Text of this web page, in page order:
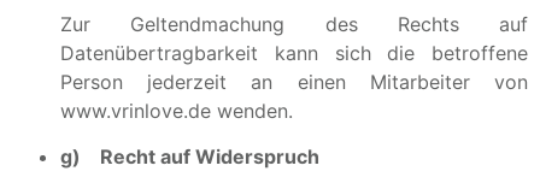
Zur Geltendmachung des Rechts auf
Datenübertragbarkeit kann sich die betroffene
Person jederzeit an einen Mitarbeiter von
www.vrinlove.de wenden.
g) Recht auf Widerspruch